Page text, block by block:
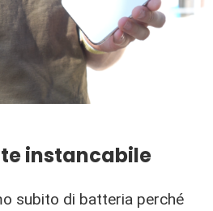
instancabile
subito di batteria perché